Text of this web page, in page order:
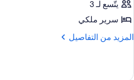
Kingيتّسع لـ 3
سرير ملكي
المزيد من التفاصيل
المزيد